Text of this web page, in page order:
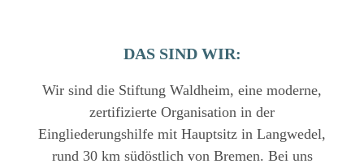
DAS SIND WIR:
Wir sind die Stiftung Waldheim, eine moderne,
zertifizierte Organisation in der
Eingliederungshilfe mit Hauptsitz in Langwedel,
rund 30 km südöstlich von Bremen. Bei uns